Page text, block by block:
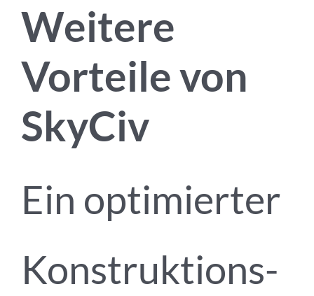
Weitere
Vorteile von
SkyCiv
Ein optimierter
Konstruktions-